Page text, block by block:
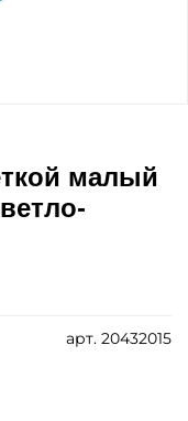
арт. 20432015
малый